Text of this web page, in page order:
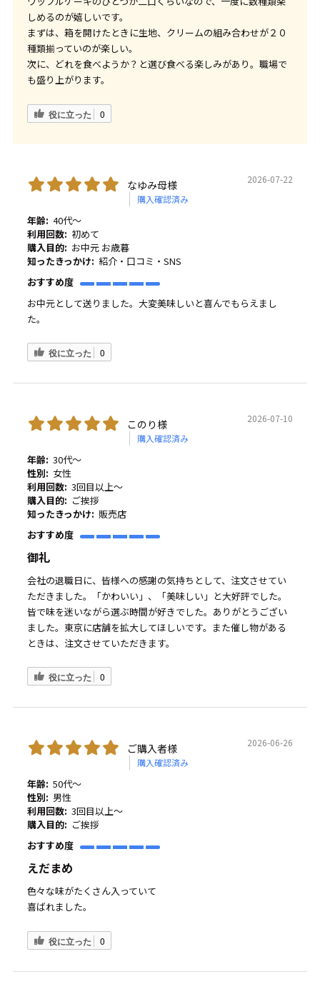
しめるのが嬉しいです。
まずは、箱を開けたときに生地、クリームの組み合わせが２０
種類揃っていのが楽しい。
次に、どれを食べようか？と選び食べる楽しみがあり。職場で
も盛り上がります。
役に立った 0
なゆみ母様
購入確認済み
2026-07-22
年齢: 40代～
利用回数: 初めて
購入目的: お中元 お歳暮
知ったきっかけ: 紹介・口コミ・SNS
おすすめ度
お中元として送りました。大変美味しいと喜んでもらえまし
た。
役に立った 0
このり様
購入確認済み
2026-07-10
年齢: 30代～
性別: 女性
利用回数: 3回目以上～
購入目的: ご挨拶
知ったきっかけ: 販売店
おすすめ度
御礼
会社の退職日に、皆様への感謝の気持ちとして、注文させてい
ただきました。「かわいい」、「美味しい」と大好評でした。
皆で味を迷いながら選ぶ時間が好きでした。ありがとうござい
ました。東京に店舗を拡大してほしいです。また催し物がある
ときは、注文させていただきます。
役に立った 0
ご購入者様
購入確認済み
2026-06-26
年齢: 50代～
性別: 男性
利用回数: 3回目以上～
購入目的: ご挨拶
おすすめ度
えだまめ
色々な味がたくさん入っていて
喜ばれました。
役に立った 0